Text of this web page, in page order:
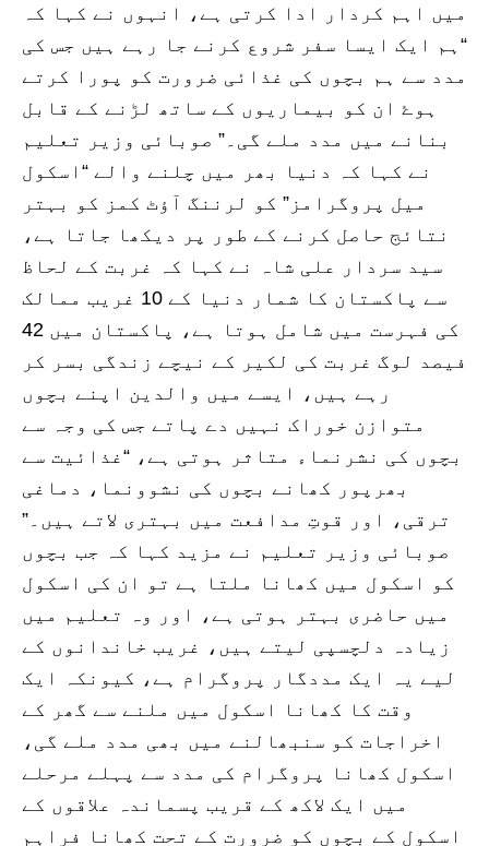
میں اہم کردار ادا کرتی ہے، انہوں نے کہا کہ
“ہم ایک ایسا سفر شروع کرنے جا رہے ہیں جس کی
مدد سے ہم بچوں کی غذائی ضرورت کو پورا کرتے
ہوۓ ان کو بیماریوں کے ساتھ لڑنے کے قابل
بنانے میں مدد ملے گی۔” صوبائی وزیر تعلیم
نے کہا کہ دنیا بھر میں چلنے والے “اسکول
میل پروگرامز” کو لرننگ آؤٹ کمز کو بہتر
نتائج حاصل کرنے کے طور پر دیکھا جاتا ہے،
سید سردار علی شاہ نے کہا کہ غربت کے لحاظ
سے پاکستان کا شمار دنیا کے 10 غریب ممالک
کی فہرست میں شامل ہوتا ہے، پاکستان میں 42
فیصد لوگ غربت کی لکیر کے نیچے زندگی بسر کر
رہے ہیں، ایسے میں والدین اپنے بچوں
متوازن خوراک نہیں دے پاتے جس کی وجہ سے
بچوں کی نشرنماء متاثر ہوتی ہے، “غذائیت سے
بھرپور کھانے بچوں کی نشوونما، دماغی
ترقی، اور قوتِ مدافعت میں بہتری لاتے ہیں۔”
صوبائی وزیر تعلیم نے مزید کہا کہ جب بچوں
کو اسکول میں کھانا ملتا ہے تو ان کی اسکول
میں حاضری بہتر ہوتی ہے، اور وہ تعلیم میں
زیادہ دلچسپی لیتے ہیں، غریب خاندانوں کے
لیے یہ ایک مددگار پروگرام ہے، کیونکہ ایک
وقت کا کھانا اسکول میں ملنے سے گھر کے
اخراجات کو سنبھالنے میں بھی مدد ملے گی،
اسکول کھانا پروگرام کی مدد سے پہلے مرحلے
میں ایک لاکھ کے قریب پسماندہ علاقوں کے
اسکول کے بچوں کو ضرورت کے تحت کھانا فراہم